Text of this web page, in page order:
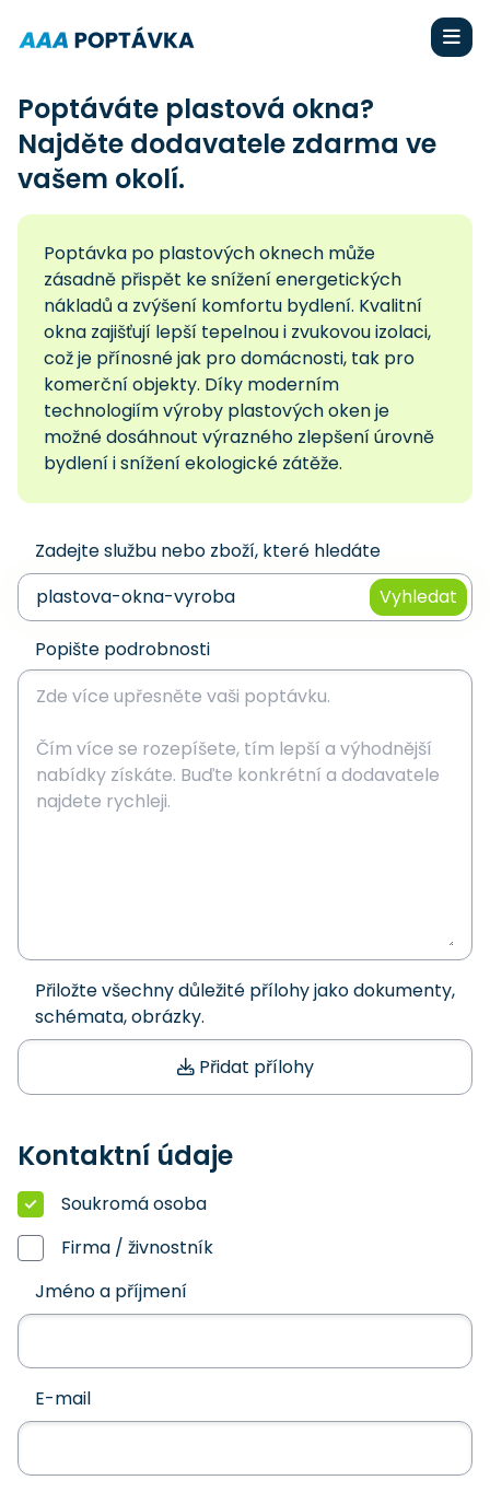
Poptáváte plastová okna?
Najděte dodavatele zdarma ve
vašem okolí.
Poptávka po plastových oknech může
zásadně přispět ke snížení energetických
nákladů a zvýšení komfortu bydlení. Kvalitní
okna zajišťují lepší tepelnou i zvukovou izolaci,
což je přínosné jak pro domácnosti, tak pro
komerční objekty. Díky moderním
technologiím výroby plastových oken je
možné dosáhnout výrazného zlepšení úrovně
bydlení i snížení ekologické zátěže.
Zadejte službu nebo zboží, které hledáte
Vyhledat
Popište podrobnosti
Přiložte všechny důležité přílohy jako dokumenty,
schémata, obrázky.
Přidat přílohy
Kontaktní údaje
Soukromá osoba
Firma / živnostník
Jméno a příjmení
E-mail